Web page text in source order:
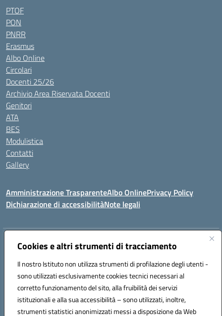
Cookies e altri strumenti di tracciamento
Il nostro Istituto non utilizza strumenti di profilazione degli utenti -
sono utilizzati esclusivamente cookies tecnici necessari al
corretto funzionamento del sito, alla fruibilità dei servizi
istituzionali e alla sua accessibilità – sono utilizzati, inoltre,
strumenti statistici anonimizzati messi a disposizione da Web
PTOF
PON
PNRR
Erasmus
Albo Online
Circolari
Docenti 25/26
Archivio Area Riservata Docenti
Genitori
ATA
BES
Modulistica
Contatti
Gallery
Amministrazione TrasparenteAlbo OnlinePrivacy Policy
Dichiarazione di accessibilitàNote legali
Indirizzo:Via Coniugi Crigna – Cap. 89861 – Tropea (VV)
Posta elettronica certificata (PEC):vvic82200d@pec.istruzione.it
Codice fiscale: 96012410799
Codice meccanografico:VVIC82200D
Codice Indice delle Pubbliche Amministrazioni (IPA): istsc_vvic82200d
Codice unico di fatturazione (CUF): UFUKAE